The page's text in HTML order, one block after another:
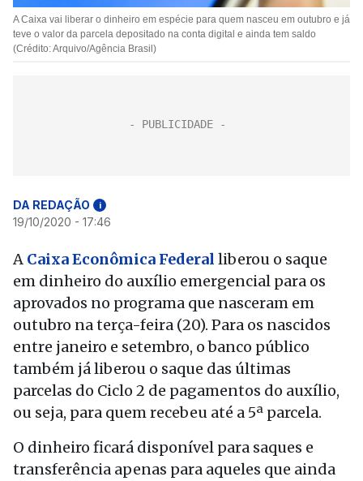
A Caixa vai liberar o dinheiro em espécie para quem nasceu em outubro e já
teve o valor da parcela depositado na conta digital e ainda tem saldo
(Crédito: Arquivo/Agência Brasil)
DA REDAÇÃO i
19/10/2020 - 17:46
A Caixa Econômica Federal liberou o saque
em dinheiro do auxílio emergencial para os
aprovados no programa que nasceram em
outubro na terça-feira (20). Para os nascidos
entre janeiro e setembro, o banco público
também já liberou o saque das últimas
parcelas do Ciclo 2 de pagamentos do auxílio,
ou seja, para quem recebeu até a 5ª parcela.
O dinheiro ficará disponível para saques e
transferência apenas para aqueles que ainda